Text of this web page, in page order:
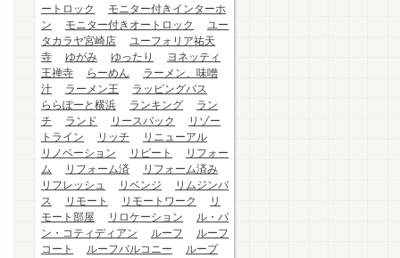
ートロック
モニター付きインターホ
ン
モニター付きオートロック
ユー
タカラヤ宮崎店
ユーフォリア祐天
寺
ゆがみ ゆったり
ヨネッティ
王禅寺
らーめん
ラーメン、味噌
汁
ラーメン王
ラッピングバス
ららぽーと横浜
ランキング
ラン
チ
ランド リースバック
リゾー
トライン
リッチ
リニューアル
リノベーション
リピート
リフォー
ム
リフォーム済
リフォーム済み
リフレッシュ
リベンジ
リムジンバ
ス
リモート リモートワーク
リ
モート部屋
リロケーション
ル・パ
ン・コティディアン
ルーフ
ルーフ
コート
ルーフバルコニー
ループ